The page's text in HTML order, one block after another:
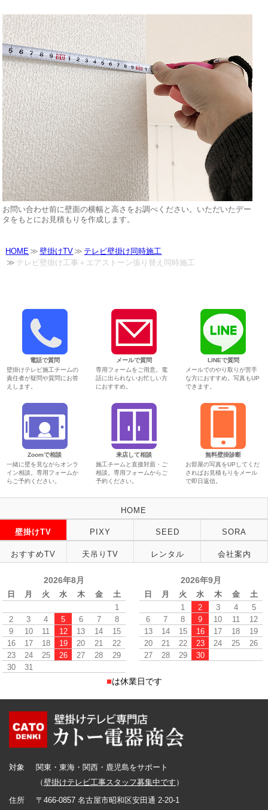
お問い合わせ前に壁面の横幅と高さをお調べください。いただいたデー
タをもとにお見積もりを作成します。
HOME 壁掛けTV
テレビ壁掛け同時施工
テレビ壁掛け工事＋エアストーン張り替え同時施工
電話で質問
壁掛けテレビ施工チームの
責任者が疑問や質問にお答
えします。
メールで質問
専用フォームをご用意。電
話に出られないお忙しい方
におすすめ。
LINEで質問
メールでのやり取りが苦手
な方におすすめ。写真もUP
できます。
Zoomで相談
一緒に壁を見ながらオンラ
イン相談。専用フォームか
らご予約ください。
来店して相談
施工チームと直接対面・ご
相談。専用フォームからご
予約ください。
無料壁掛診断
お部屋の写真をUPしてくだ
さればお見積もりをメール
で即日返信。
HOME
壁掛けTV PIXY SEED SORA
おすすめTV 天吊りTV レンタル 会社案内
2026年8月
日 月 火 水 木 金
土
1
2
3 4 5 6 7
8
9
10 11 12 13 14
15
16
17 18 19 20 21
22
23
24 25 26 27 28
29
30
31
2026年9月
日 月 火 水 木 金
土
1
2 3 4
5
6
7 8 9 10 11
12
13
14 15 16 17 18
19
20
21 22 23 24 25
26
27
28 29 30
■は休業日です
対象
関東・東海・関西・鹿児島をサポート
（壁掛けテレビ工事スタッフ募集中です ）
住所
〒466-0857 名古屋市昭和区安田通 2-20-1